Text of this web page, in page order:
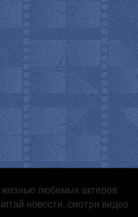
любимых актеров
новости, смотри видео